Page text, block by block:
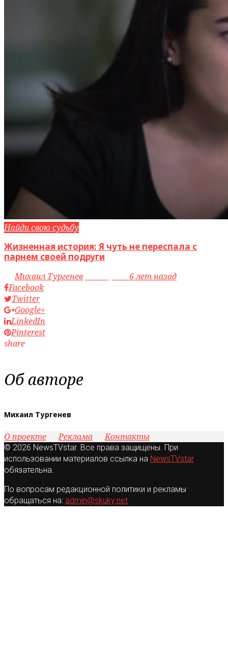
Найди свою судьбу
Жизненная история: Я чуть не переспала с
парнем своей подруги
byМихаил Тургенев
6 лет назад
Facebook
Twitter
Google+
LinkedIn
Pinterest
share
Об авторе
Михаил Тургенев
О проекте Реклама Контакты
© 2026 NewsTVstar. Все права защищены. При
использовании материалов ссылка на NewsTVstar
обязательна.
По вопросам редакционной политики и рекламы
обращаться на: admin@skuky.net